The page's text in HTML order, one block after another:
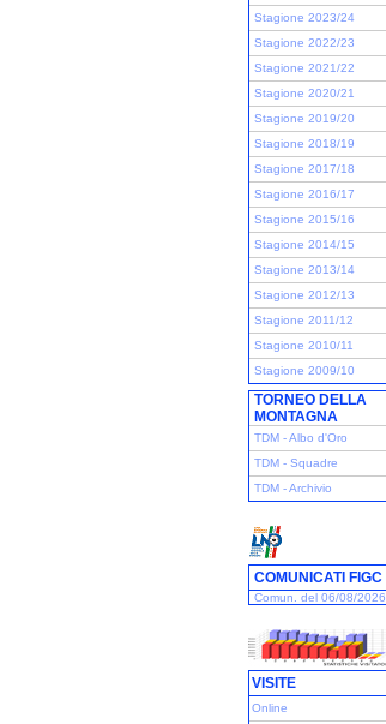
Stagione 2023/24
Stagione 2022/23
Stagione 2021/22
Stagione 2020/21
Stagione 2019/20
Stagione 2018/19
Stagione 2017/18
Stagione 2016/17
Stagione 2015/16
Stagione 2014/15
Stagione 2013/14
Stagione 2012/13
Stagione 2011/12
Stagione 2010/11
Stagione 2009/10
TORNEO DELLA
MONTAGNA
TDM - Albo d'Oro
TDM - Squadre
TDM - Archivio
COMUNICATI FIGC
Comun. del 06/08/2026
VISITE
Online